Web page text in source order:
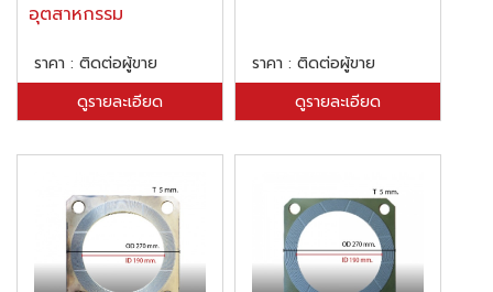
อุตสาหกรรม
ราคา : ติดต่อผู้ขาย
ดูรายละเอียด
ราคา : ติดต่อผู้ขาย
ดูรายละเอียด